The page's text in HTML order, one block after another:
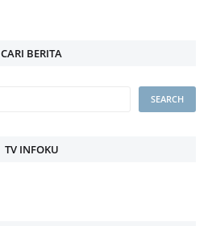
CARI BERITA
TV INFOKU